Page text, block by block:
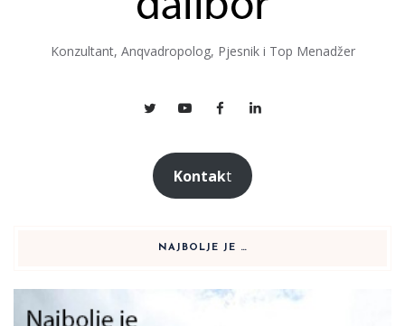
Konzultant, Anqvadropolog, Pjesnik i Top Menadžer
Kontakt
NAJBOLJE JE …